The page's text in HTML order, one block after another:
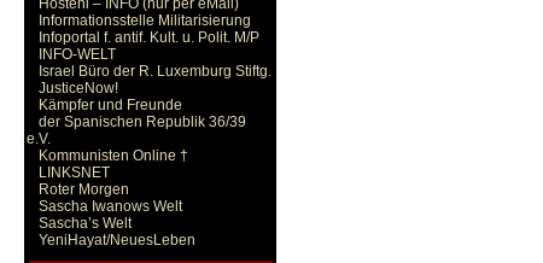
Hosteni – INFO (nur per eMail)
Informationsstelle Militarisierung
Infoportal f. antif. Kult. u. Polit. M/P
INFO-WELT
Israel Büro der R. Luxemburg Stiftg.
JusticeNow!
Kämpfer und Freunde
der Spanischen Republik 36/39
e.V.
Kommunisten Online †
LINKSNET
Roter Morgen
Sascha Iwanows Welt
Sascha’s Welt
YeniHayat/NeuesLeben